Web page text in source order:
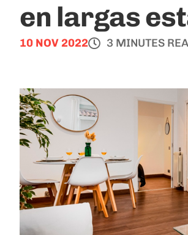
en largas
10 NOV 2022 3 MINUTES